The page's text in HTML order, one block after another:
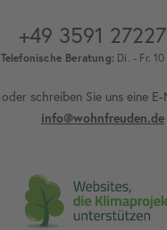
+49 3591
Telefonische Beratung: Di. - Fr.
oder schreiben Sie uns eine E-
info@wohnfreuden.de